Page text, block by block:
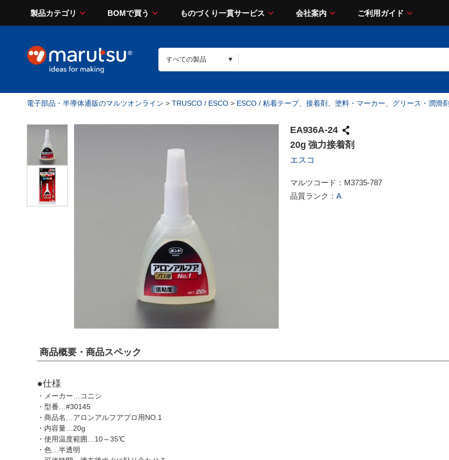
製品カテゴリ BOMで買う ものづくり一貫サービス 会社案内 ご利用ガイド
電子部品・半導体通販のマルツオンライン > TRUSCO / ESCO > ESCO / 粘着テープ、接着剤、塗料・マーカー、グリース・潤滑剤
EA936A-24
20g 強力接着剤
エスコ
マルツコード： M3735-787
品質ランク： A
商品概要・商品スペック
●仕様
・メーカー…コニシ
・型番…#30145
・商品名…アロンアルフアプロ用NO.1
・内容量…20g
・使用温度範囲…10～35℃
・色…半透明